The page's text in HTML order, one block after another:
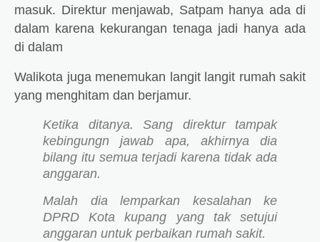
masuk. Direktur menjawab, Satpam hanya ada di
dalam karena kekurangan tenaga jadi hanya ada
di dalam
Walikota juga menemukan langit langit rumah sakit
yang menghitam dan berjamur.
Ketika ditanya. Sang direktur tampak
kebingungn jawab apa, akhirnya dia
bilang itu semua terjadi karena tidak ada
anggaran.
Malah dia lemparkan kesalahan ke
DPRD Kota kupang yang tak setujui
anggaran untuk perbaikan rumah sakit.